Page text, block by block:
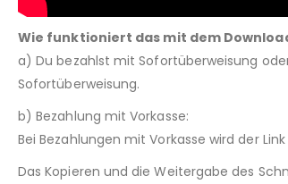
Wie funktioniert das mit dem
a) Du bezahlst mit Sofortüberweisung
Sofortüberweisung.
b) Bezahlung mit Vorkasse:
Bei Bezahlungen mit Vorkasse wird der
Das Kopieren und die Weitergabe des